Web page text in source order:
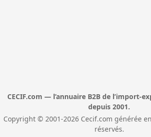
CECIF.com — l’annuaire B2B de l’import-
depuis 2001.
Copyright © 2001-2026 Cecif.com générée
réservés.